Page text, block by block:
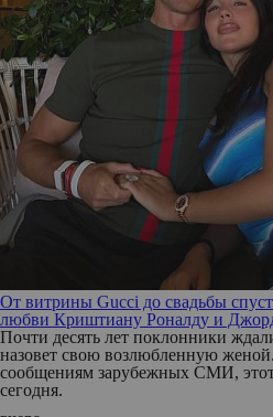
От витрины Gucci до свадьбы
любви Криштиану Роналду и
Почти десять лет поклонники
назовет свою возлюбленную
сообщениям зарубежных СМИ,
сегодня.